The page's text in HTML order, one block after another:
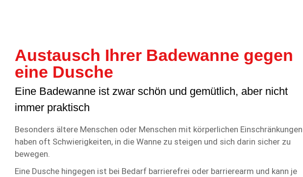
Austausch Ihrer Badewanne gegen
eine Dusche
Eine Badewanne ist zwar schön und gemütlich, aber nicht
immer praktisch
Besonders ältere Menschen oder Menschen mit körperlichen Einschränkungen
haben oft Schwierigkeiten, in die Wanne zu steigen und sich darin sicher zu
bewegen.
Eine Dusche hingegen ist bei Bedarf barrierefrei oder barrierearm und kann je